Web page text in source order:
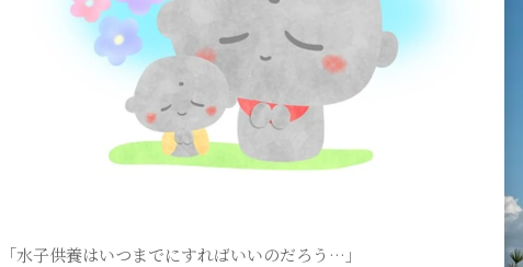
「水子供養はいつまでにすればいいのだろう…」